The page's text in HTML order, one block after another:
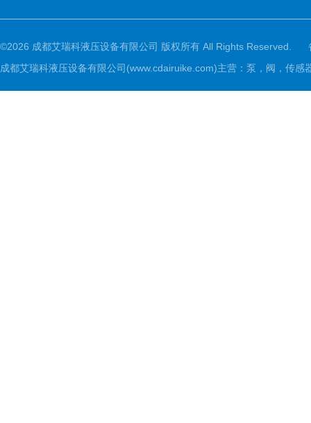
©2026 成都艾瑞科液压设备有限公司 版权所有 All Rights Reserved.
成都艾瑞科液压设备有限公司(www.cdairuike.com)主营：泵，阀，传